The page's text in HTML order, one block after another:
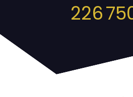
226